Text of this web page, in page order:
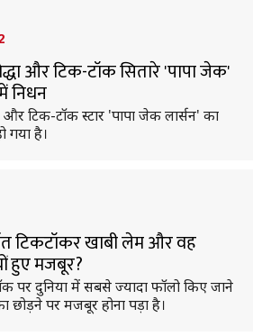
और टिक-टॉक सितारे 'पापा जेक'
निधन
और टिक-टॉक स्टार 'पापा जेक लार्सन' का
गया है।
टिकटॉकर खाबी लेम और वह
हुए मजबूर?
पर दुनिया में सबसे ज्यादा फॉलो किए जाने
छोड़ने पर मजबूर होना पड़ा है।